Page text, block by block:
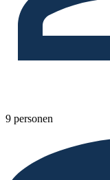
9 personen